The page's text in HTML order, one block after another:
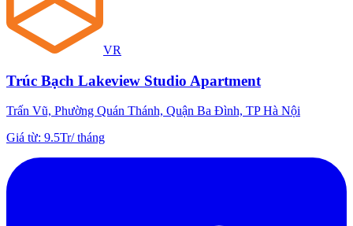
VR
Trúc Bạch Lakeview Studio Apartment
Trấn Vũ, Phường Quán Thánh, Quận Ba Đình, TP Hà Nội
Giá từ: 9.5Tr/tháng